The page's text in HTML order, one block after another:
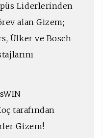
Liderlerinden
alan Gizem;
Ülker ve Bosch
tarafından
Gizem!